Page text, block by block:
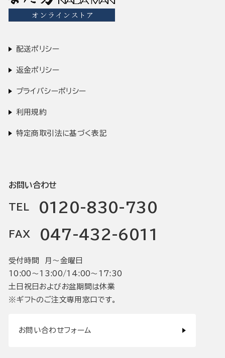
配送ポリシー
返金ポリシー
プライバシーポリシー
利用規約
特定商取引法に基づく表記
お問い合わせ
TEL 0120-830-730
FAX 047-432-6011
受付時間 月〜金曜日
10:00〜13:00/14:00〜17:30
土日祝日およびお盆期間は休業
※ギフトのご注文専用窓口です。
お問い合わせフォーム